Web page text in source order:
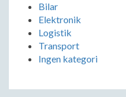
Bilar
Elektronik
Logistik
Transport
Ingen kategori